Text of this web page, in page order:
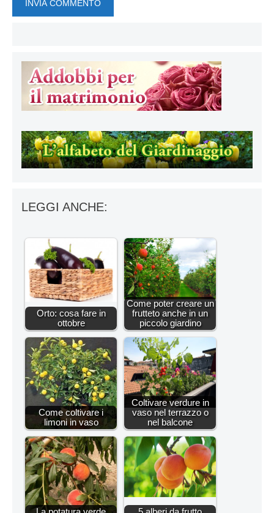
LEGGI ANCHE:
Orto: cosa fare in
ottobre
Come poter creare un
frutteto anche in un
piccolo giardino
Come coltivare i
limoni in vaso
Coltivare verdure in
vaso nel terrazzo o
nel balcone